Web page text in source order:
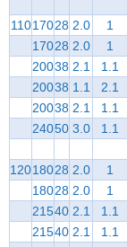
11017028 2.0 1
17028 2.0 1
20038 2.1 1.1
20038 1.1 2.1
20038 2.1 1.1
24050 3.0 1.1
12018028 2.0 1
18028 2.0 1
21540 2.1 1.1
21540 2.1 1.1